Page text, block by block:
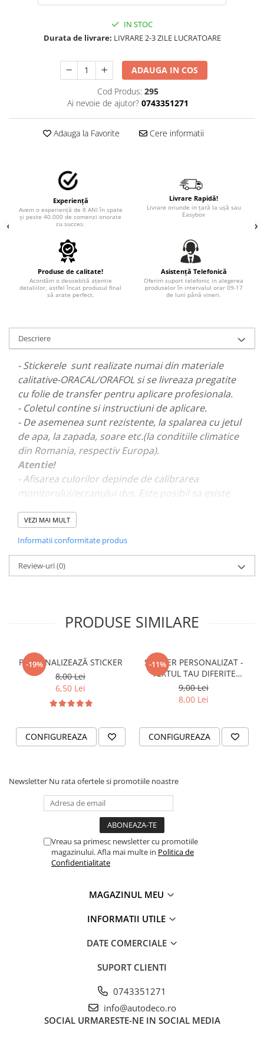
MERCEDES CAMIOANE
RENAULT CAMIOANE
STICKERE MOTO/ATV
DRIFT
PARASOLARE
PAUL WALKER STICKER
PENTRU FETE
SETURI STICKERE
STICKERE CAPAC REZERVOR
STICKERE CRĂCIUN
STICKERE CU ANIMALE
STICKERE GEAM MIC
STICKERE JDM
STICKERE PENTRU CAPOTA
STICKERE PENTRU LATERALE
STICKERE PERSONALIZATE
STICKERE PRAGURI
STICKERE PRINTATE
STICKERE UTILAJE AGRICOLE
VANATOARE - PESCUIT
TRICOURI PESCUIT/VANATOARE
TRICOURI SOFERI SI SOFERITEIN STOC
Durata de livrare: LIVRARE 2-3 ZILE LUCRATOARE
ADAUGA IN COS
Cod Produs: 295
Ai nevoie de ajutor? 0743351271
Adauga la Favorite Cere informatii
Experiență
Avem o experiență de 8 ANI în spate
și peste 40.000 de comenzi onorate
cu succes.
Livrare Rapidă!
Livrare oriunde in țară la ușă sau
Easybox
Produse de calitate!
Acordăm o deosebită ațentie
detaliilor, astfel încat produsul final
să arate perfect.
Asistență Telefonică
Oferim suport telefonic in alegerea
produselor în intervalul orar 09-17
de luni până vineri.
Descriere
- Stickerele sunt realizate numai din materiale
calitative-ORACAL/ORAFOL si se livreaza pregatite
cu folie de transfer pentru aplicare profesionala.
- Coletul contine si instructiuni de aplicare.
- De asemenea sunt rezistente, la spalarea cu jetul
de apa, la zapada, soare etc.(la conditiile climatice
din Romania, respectiv Europa).
Atentie!
- Afisarea culorilor depinde de calibrarea
monitorului/ecranului dvs. Este posibil sa existe
- Pentru stickere personalizate si pentru a vizualiza
VEZI MAI MULT
Informatii conformitate produs
Review-uri(0)
PRODUSE SIMILARE
-19%
PERSONALIZEAZĂ STICKER
8,00 Lei
6,50 Lei
CONFIGUREAZA
-11%
STICKER PERSONALIZAT -
TEXTUL TAU DIFERITE
FONTURI
9,00 Lei
8,00 Lei
CONFIGUREAZA
Newsletter Nu rata ofertele si promotiile noastre
Vreau sa primesc newsletter cu promotiile
magazinului. Afla mai multe in Politica de
Confidentialitate
MAGAZINUL MEU
INFORMATII UTILE
DATE COMERCIALE
SUPORT CLIENTI
0743351271
info@autodeco.ro
SOCIAL URMARESTE-NE IN SOCIAL MEDIA